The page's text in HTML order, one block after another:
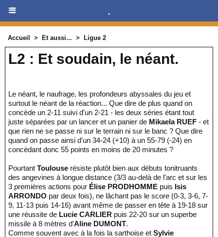
.
Accueil > Et aussi... > Ligue 2
L2 : Et soudain, le néant.
Le néant, le naufrage, les profondeurs abyssales du jeu et
surtout le néant de la réaction... Que dire de plus quand on
concède un 2-11 suivi d'un 2-21 - les deux séries étant tout
juste séparées par un lancer et un panier de Mikaela RUEF - et
que rien ne se passe ni sur le terrain ni sur le banc ? Que dire
quand on passe ainsi d'un 34-24 (+10) à un 55-79 (-24) en
concédant donc 55 points en moins de 20 minutes ?
Pourtant Toulouse résiste plutôt bien aux débuts tonitruants
des angevines à longue distance (3/3 au-delà de l'arc et sur les
3 premières actions pour Élise PRODHOMME puis Isis
ARRONDO par deux fois), ne lâchant pas le score (0-3, 3-6, 7-
9, 11-13 puis 14-16) avant même de passer en tête à 19-18 sur
une réussite de Lucie CARLIER puis 22-20 sur un superbe
missile à 8 mètres d'Aline DUMONT.
Comme souvent avec à la fois la sarthoise et Sylvie